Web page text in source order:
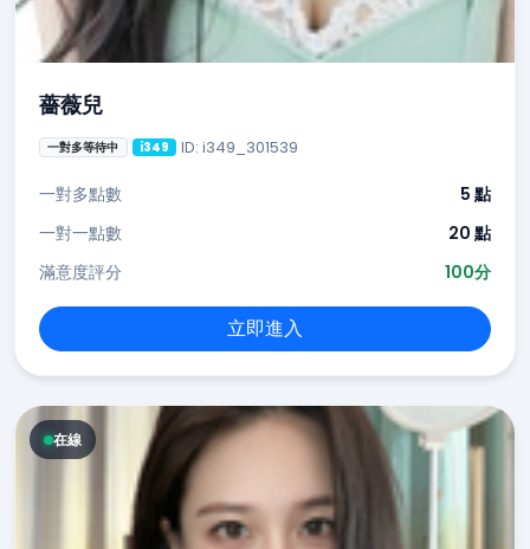
薔薇兒
一對多等待中 i349 ID: i349_301539
一對多點數
5 點
一對一點數
20 點
滿意度評分
100分
立即進入
在線